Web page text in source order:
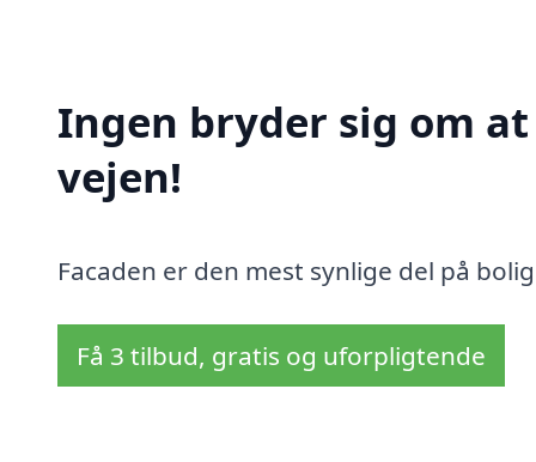
Ingen bryder sig om
vejen!
Facaden er den mest synlige del på
Få 3 tilbud, gratis og uforpligtende